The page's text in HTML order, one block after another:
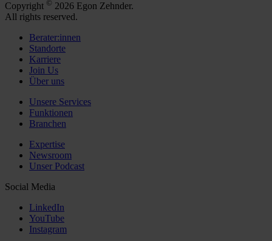
Copyright © 2026 Egon Zehnder.
All rights reserved.
Berater:innen
Standorte
Karriere
Join Us
Über uns
Unsere Services
Funktionen
Branchen
Expertise
Newsroom
Unser Podcast
Social Media
LinkedIn
YouTube
Instagram